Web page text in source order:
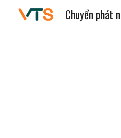
Chuyển phát